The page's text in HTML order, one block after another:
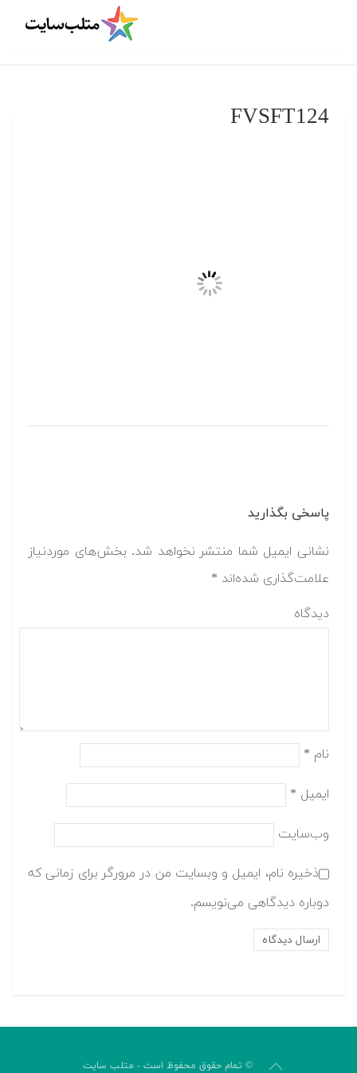
FVSFT124
پاسخی بگذارید
نشانی ایمیل شما منتشر نخواهد شد. بخش‌های موردنیاز
علامت‌گذاری شده‌اند *
دیدگاه
نام *
ایمیل *
وب‌سایت
ذخیره نام، ایمیل و وبسایت من در مرورگر برای زمانی که
دوباره دیدگاهی می‌نویسم.
© تمام حقوق محفوظ است - متلب سایت